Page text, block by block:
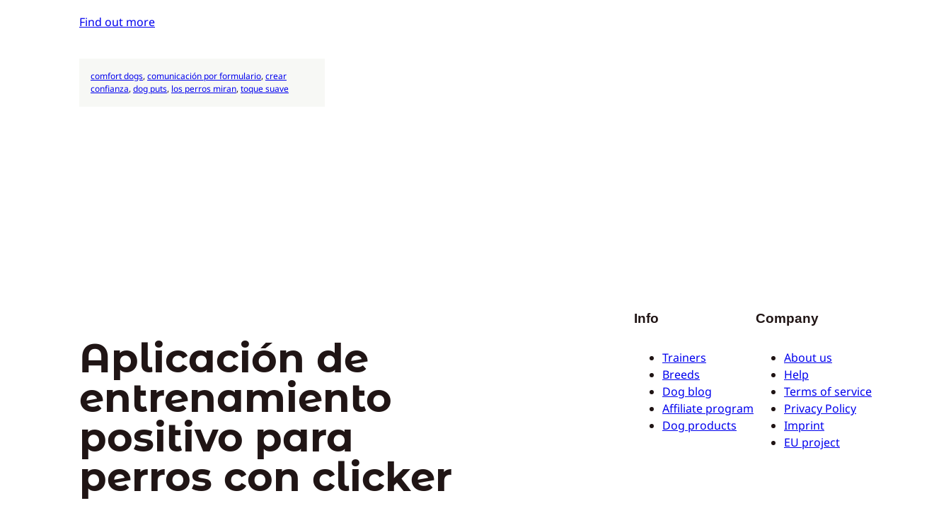
Find out more
comfort dogs, comunicación por formulario, crear
confianza, dog puts, los perros miran, toque suave
Aplicación de
entrenamiento
positivo para
perros con clicker
Info
Trainers
Breeds
Dog blog
Affiliate program
Dog products
Company
About us
Help
Terms of service
Privacy Policy
Imprint
EU project